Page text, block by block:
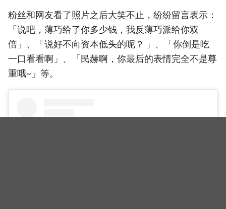
粉丝和网友看了照片之后大笑不止，纷纷留言表示：
「说吧，薄巧给了你多少钱，我反薄巧派给你双
倍」、「说好不向资本低头的呢？ 」、「你倒是吃
一口看看啊」、「民赫啊，你最后的表情完全不是尊
重哦~」等。